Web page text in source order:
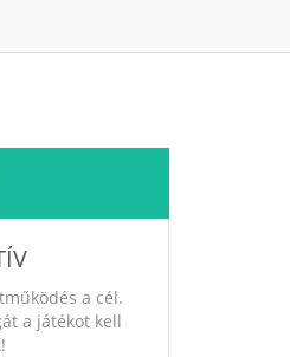
a cél.
a játékot kell